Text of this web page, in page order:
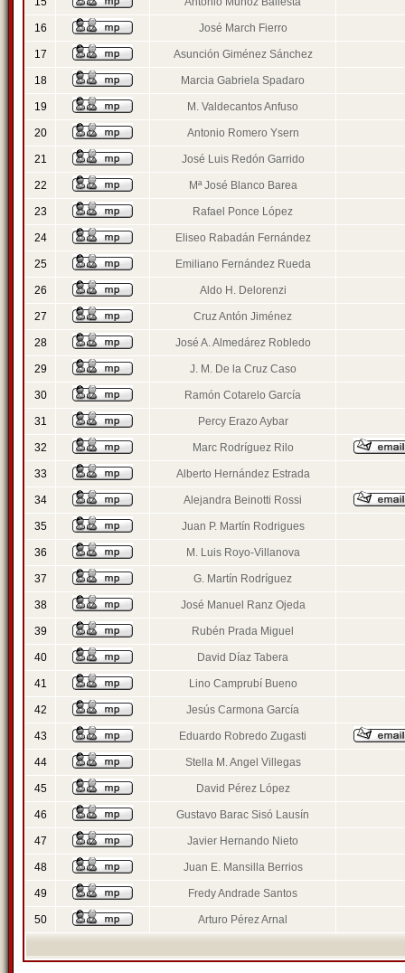
16 José March Fierro
17 Asunción Giménez Sánchez
18 Marcia Gabriela Spadaro
19 M. Valdecantos Anfuso
20 Antonio Romero Ysern
21 José Luis Redón Garrido
22 Mª José Blanco Barea
23 Rafael Ponce López
24 Eliseo Rabadán Fernández
25 Emiliano Fernández Rueda
26 Aldo H. Delorenzi
27 Cruz Antón Jiménez
28 José A. Almedárez Robledo
29 J. M. De la Cruz Caso
30 Ramón Cotarelo García
31 Percy Erazo Aybar
32 Marc Rodríguez Rilo
33 Alberto Hernández Estrada
34 Alejandra Beinotti Rossi
35 Juan P. Martín Rodrigues
36 M. Luis Royo-Villanova
37 G. Martín Rodríguez
38 José Manuel Ranz Ojeda
39 Rubén Prada Miguel
40 David Díaz Tabera
41 Lino Camprubí Bueno
42 Jesús Carmona García
43 Eduardo Robredo Zugasti
44 Stella M. Angel Villegas
45 David Pérez López
46 Gustavo Barac Sisó Lausín
47 Javier Hernando Nieto
48 Juan E. Mansilla Berrios
49 Fredy Andrade Santos
50 Arturo Pérez Arnal